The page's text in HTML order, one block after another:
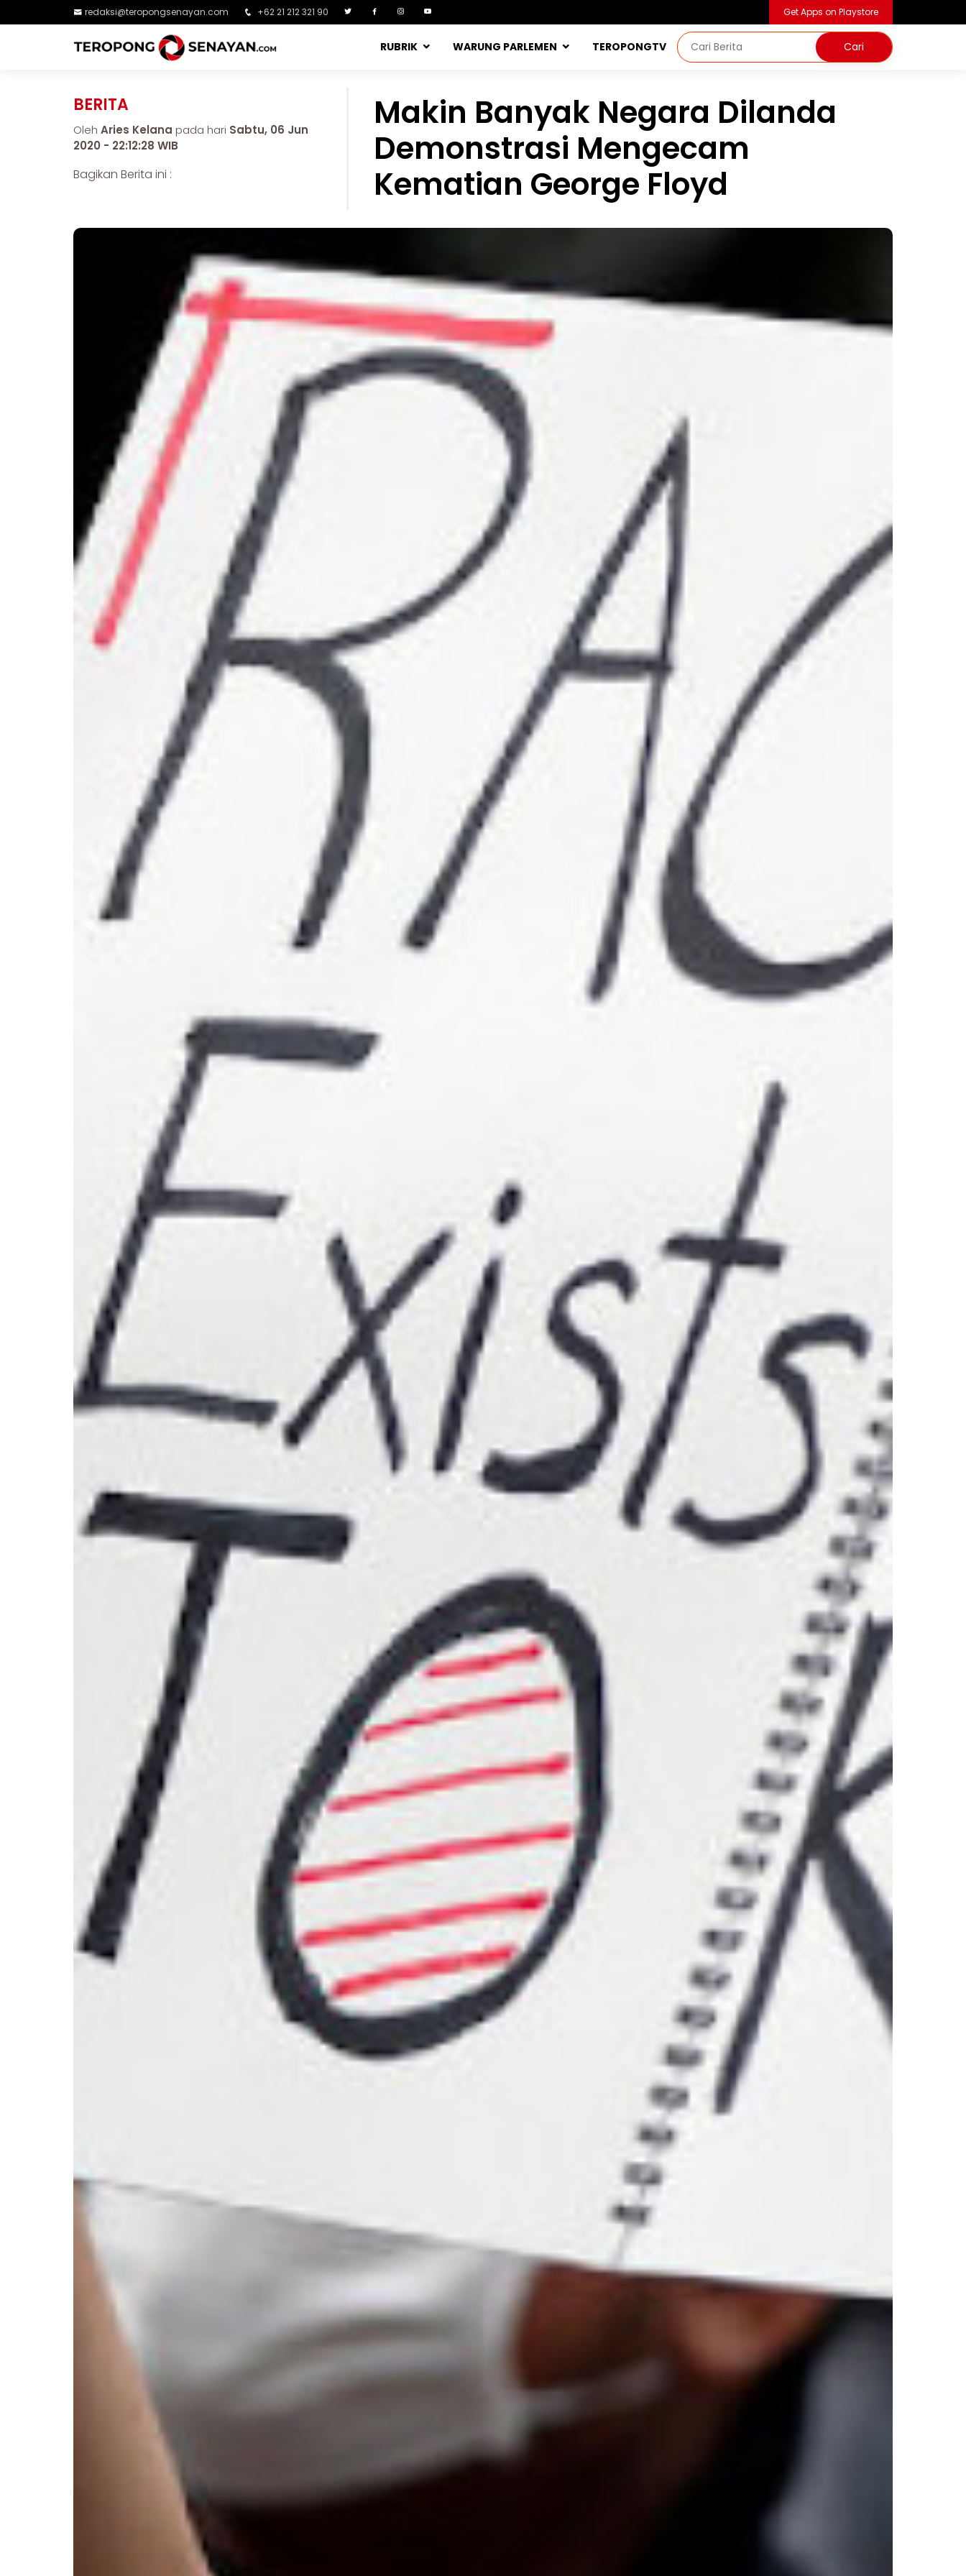
redaksi@teropongsenayan.com +62 21 212 321 90 Get Apps on Playstore
RUBRIK WARUNG PARLEMEN TEROPONGTV
BERITA
Oleh Aries Kelana pada hari Sabtu, 06 Jun
2020 - 22:12:28 WIB
Bagikan Berita ini :
Makin Banyak Negara Dilanda
Demonstrasi Mengecam
Kematian George Floyd